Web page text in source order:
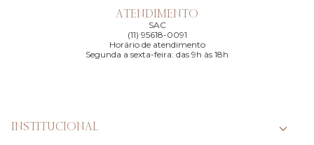
ATENDIMENTO
SAC
(11) 95618-0091
Horário de atendimento
Segunda a sexta-feira: das 9h às 18h
INSTITUCIONAL